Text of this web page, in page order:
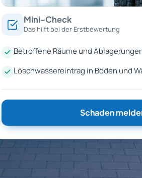
Mini-Check
Das hilft bei der Erstbewertung
Betroffene Räume und
Löschwassereintrag in Böden und
Schaden